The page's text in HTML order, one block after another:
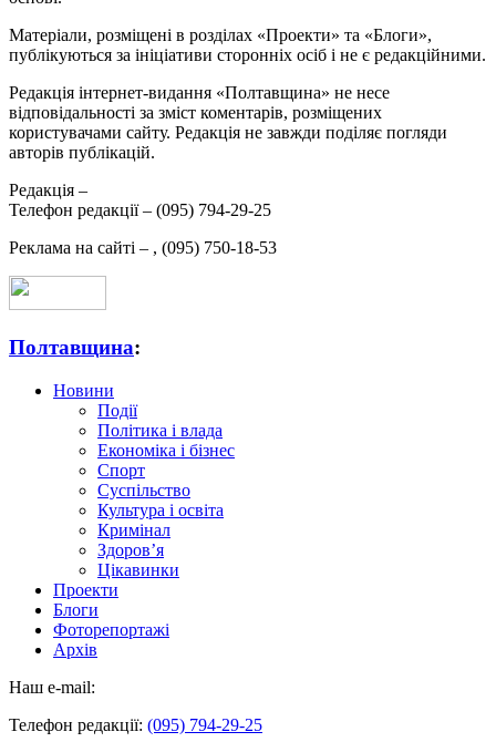
Матеріали, розміщені в розділах «Проекти» та «Блоги»,
публікуються за ініціативи сторонніх осіб і не є редакційними.
Редакція інтернет-видання «Полтавщина» не несе
відповідальності за зміст коментарів, розміщених
користувачами сайту. Редакція не завжди поділяє погляди
авторів публікацій.
Редакція –
Телефон редакції – (095) 794-29-25
Реклама на сайті – , (095) 750-18-53
Полтавщина:
Новини
Події
Політика і влада
Економіка і бізнес
Спорт
Суспільство
Культура і освіта
Кримінал
Здоров’я
Цікавинки
Проекти
Блоги
Фоторепортажі
Архів
Наш e-mail:
Телефон редакції: (095) 794-29-25